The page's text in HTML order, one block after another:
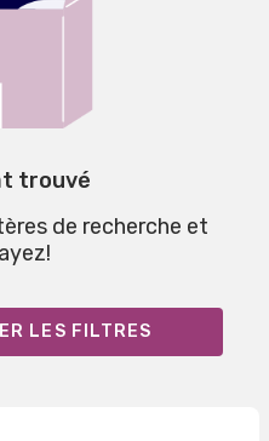
trouvé
de recherche et
LES FILTRES